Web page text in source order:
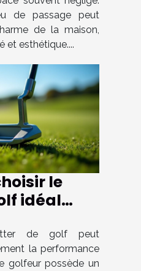
de passage peut
de la maison,
et esthétique....
le
idéal
de golf peut
la performance
golfeur possède un